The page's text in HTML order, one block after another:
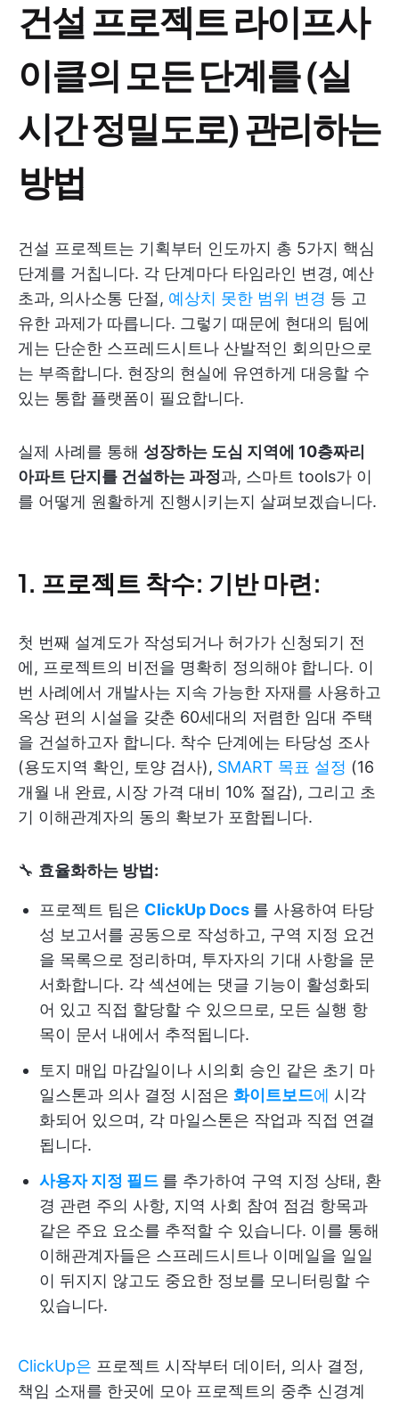
건설 프로젝트 라이프사
이클의 모든 단계를 (실
시간 정밀도로) 관리하는
방법
건설 프로젝트는 기획부터 인도까지 총 5가지 핵심
단계를 거칩니다. 각 단계마다 타임라인 변경, 예산
초과, 의사소통 단절, 예상치 못한 범위 변경 등 고
유한 과제가 따릅니다. 그렇기 때문에 현대의 팀에
게는 단순한 스프레드시트나 산발적인 회의만으로
는 부족합니다. 현장의 현실에 유연하게 대응할 수
있는 통합 플랫폼이 필요합니다.
실제 사례를 통해 성장하는 도심 지역에 10층짜리
아파트 단지를 건설하는 과정과, 스마트 tools가 이
를 어떻게 원활하게 진행시키는지 살펴보겠습니다.
1. 프로젝트 착수: 기반 마련:
첫 번째 설계도가 작성되거나 허가가 신청되기 전
에, 프로젝트의 비전을 명확히 정의해야 합니다. 이
번 사례에서 개발사는 지속 가능한 자재를 사용하고
옥상 편의 시설을 갖춘 60세대의 저렴한 임대 주택
을 건설하고자 합니다. 착수 단계에는 타당성 조사
(용도지역 확인, 토양 검사), SMART 목표 설정 (16
개월 내 완료, 시장 가격 대비 10% 절감), 그리고 초
기 이해관계자의 동의 확보가 포함됩니다.
🔧 효율화하는 방법:
프로젝트 팀은 ClickUp Docs 를 사용하여 타당
성 보고서를 공동으로 작성하고, 구역 지정 요건
을 목록으로 정리하며, 투자자의 기대 사항을 문
서화합니다. 각 섹션에는 댓글 기능이 활성화되
어 있고 직접 할당할 수 있으므로, 모든 실행 항
목이 문서 내에서 추적됩니다.
토지 매입 마감일이나 시의회 승인 같은 초기 마
일스톤과 의사 결정 시점은 화이트보드에 시각
화되어 있으며, 각 마일스톤은 작업과 직접 연결
됩니다.
사용자 지정 필드 를 추가하여 구역 지정 상태, 환
경 관련 주의 사항, 지역 사회 참여 점검 항목과
같은 주요 요소를 추적할 수 있습니다. 이를 통해
이해관계자들은 스프레드시트나 이메일을 일일
이 뒤지지 않고도 중요한 정보를 모니터링할 수
있습니다.
ClickUp은 프로젝트 시작부터 데이터, 의사 결정,
책임 소재를 한곳에 모아 프로젝트의 중추 신경계